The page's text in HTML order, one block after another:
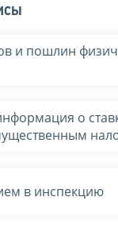
и пошлин
о
в инспекцию